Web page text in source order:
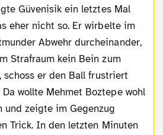
Güvenisik ein letztes Mal
eher nicht so. Er wirbelte im
Abwehr durcheinander,
Strafraum kein Bein zum
schoss er den Ball frustriert
wollte Mehmet Boztepe wohl
und zeigte im Gegenzug
Trick. In den letzten Minuten